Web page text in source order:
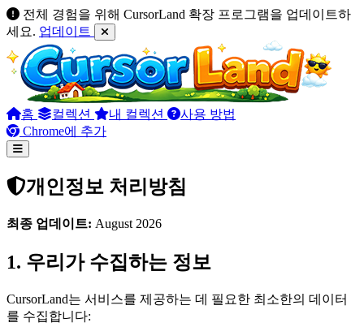
전체 경험을 위해 CursorLand 확장 프로그램을 업데이트하
세요. 업데이트
홈 컬렉션 내 컬렉션
사용 방법
Chrome에 추가
개인정보 처리방침
최종 업데이트: August 2026
1. 우리가 수집하는 정보
CursorLand는 서비스를 제공하는 데 필요한 최소한의 데이터
를 수집합니다: